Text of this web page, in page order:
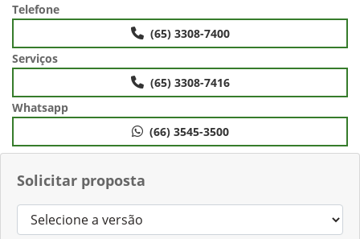
Solicitar proposta
Telefone
(65) 3308-7400
Serviços
(65) 3308-7416
Whatsapp
(66) 3545-3500